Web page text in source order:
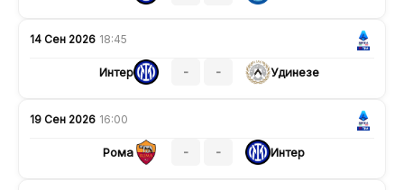
14 Сен 2026 18:45
Интер - - Удинезе
19 Сен 2026 16:00
Рома - - Интер